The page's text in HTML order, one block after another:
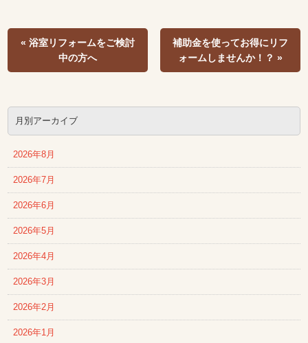
« 浴室リフォームをご検討
中の方へ
補助金を使ってお得にリフ
ォームしませんか！？ »
月別アーカイブ
2026年8月
2026年7月
2026年6月
2026年5月
2026年4月
2026年3月
2026年2月
2026年1月